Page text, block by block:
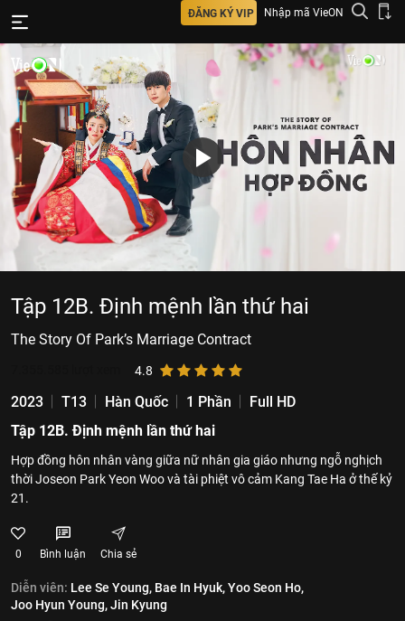
ĐĂNG KÝ VIP Nhập mã VieON
Tập 12B. Định mệnh lần thứ hai
The Story Of Park’s Marriage Contract
4.8
2023 T13 Hàn Quốc 1 Phần
Full HD
Tập 12B. Định mệnh lần thứ hai
Hợp đồng hôn nhân vàng giữa nữ nhân gia giáo nhưng ngỗ nghịch
thời Joseon Park Yeon Woo và tài phiệt vô cảm Kang Tae Ha ở thế kỷ
21.
0 Bình luận Chia sẻ
Diễn viên: Lee Se Young, Bae In Hyuk,Yoo Seon Ho,
Joo Hyun Young,Jin Kyung